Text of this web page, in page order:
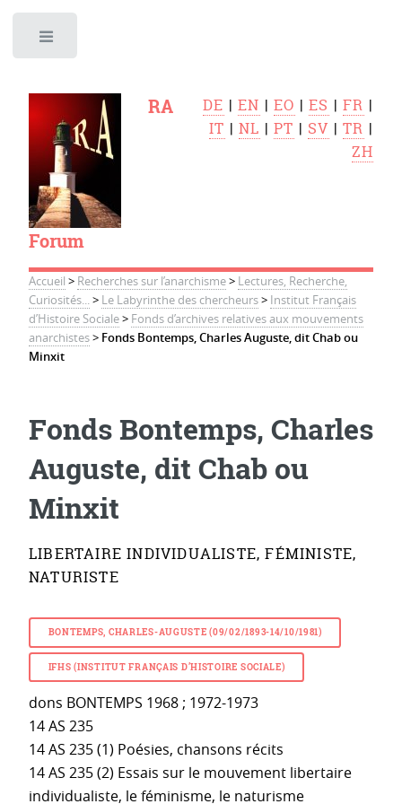
RA
Forum
DE |EN |EO |ES |FR |
IT |NL |PT | SV |TR |
ZH
Accueil > Recherches sur l’anarchisme> Lectures, Recherche,
Curiosités...> Le Labyrinthe des chercheurs> Institut Français
d’Histoire Sociale> Fonds d’archives relatives aux mouvements
anarchistes> Fonds Bontemps, Charles Auguste, dit Chab ou
Minxit
Fonds Bontemps, Charles
Auguste, dit Chab ou
Minxit
LIBERTAIRE INDIVIDUALISTE, FÉMINISTE,
NATURISTE
BONTEMPS, CHARLES-AUGUSTE (09/02/1893-14/10/1981)
IFHS (INSTITUT FRANÇAIS D’HISTOIRE SOCIALE)
dons BONTEMPS 1968 ; 1972-1973
14 AS 235
14 AS 235 (1) Poésies, chansons récits
14 AS 235 (2) Essais sur le mouvement libertaire
individualiste, le féminisme, le naturisme